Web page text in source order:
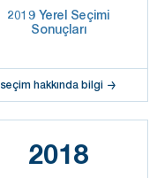
2019 Yerel Seçimi
Sonuçları
seçim hakkında bilgi
2018